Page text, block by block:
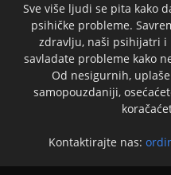
Sve više ljudi se pita kako
psihičke probleme.
zdravlju, naši psihijatri i
savladate probleme kako
Od nesigurnih,
samopouzdaniji,
Kontaktirajte nas: